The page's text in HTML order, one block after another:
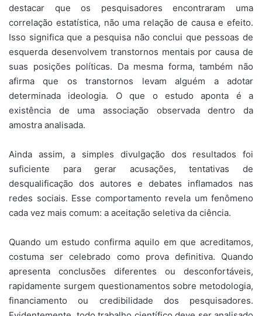
destacar que os pesquisadores encontraram uma
correlação estatística, não uma relação de causa e efeito.
Isso significa que a pesquisa não conclui que pessoas de
esquerda desenvolvem transtornos mentais por causa de
suas posições políticas. Da mesma forma, também não
afirma que os transtornos levam alguém a adotar
determinada ideologia. O que o estudo aponta é a
existência de uma associação observada dentro da
amostra analisada.
Ainda assim, a simples divulgação dos resultados foi
suficiente para gerar acusações, tentativas de
desqualificação dos autores e debates inflamados nas
redes sociais. Esse comportamento revela um fenômeno
cada vez mais comum: a aceitação seletiva da ciência.
Quando um estudo confirma aquilo em que acreditamos,
costuma ser celebrado como prova definitiva. Quando
apresenta conclusões diferentes ou desconfortáveis,
rapidamente surgem questionamentos sobre metodologia,
financiamento ou credibilidade dos pesquisadores.